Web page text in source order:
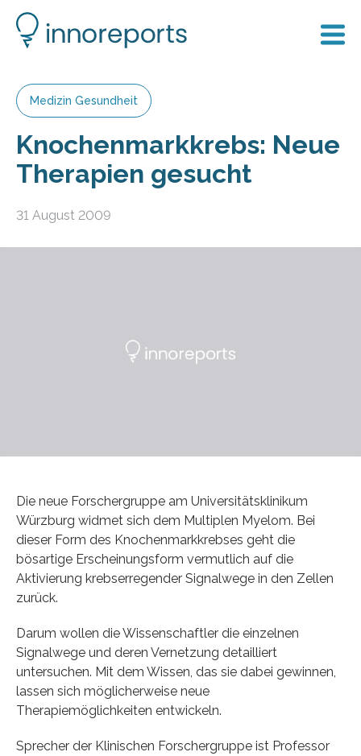
Medizin Gesundheit
Knochenmarkkrebs: Neue
Therapien gesucht
31 August 2009
Die neue Forschergruppe am Universitätsklinikum
Würzburg widmet sich dem Multiplen Myelom. Bei
dieser Form des Knochenmarkkrebses geht die
bösartige Erscheinungsform vermutlich auf die
Aktivierung krebserregender Signalwege in den Zellen
zurück.
Darum wollen die Wissenschaftler die einzelnen
Signalwege und deren Vernetzung detailliert
untersuchen. Mit dem Wissen, das sie dabei gewinnen,
lassen sich möglicherweise neue
Therapiemöglichkeiten entwickeln.
Sprecher der Klinischen Forschergruppe ist Professor